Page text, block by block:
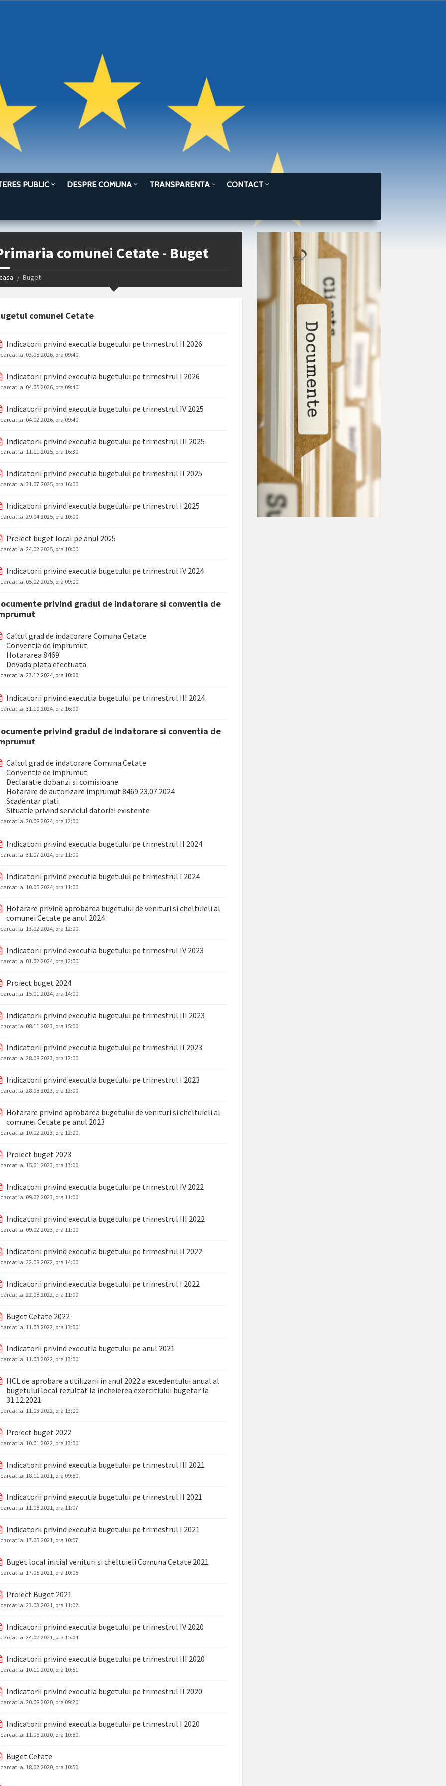
PUBLIC DESPRE COMUNA TRANSPARENTA CONTACT
comunei Cetate - Buget
Buget
comunei Cetate
Indicatorii privind executia bugetului pe trimestrul II 2026
la: 03.08.2026, ora 09:40
Indicatorii privind executia bugetului pe trimestrul I 2026
la: 04.05.2026, ora 09:40
Indicatorii privind executia bugetului pe trimestrul IV 2025
la: 04.02.2026, ora 09:40
Indicatorii privind executia bugetului pe trimestrul III 2025
la: 11.11.2025, ora 16:30
Indicatorii privind executia bugetului pe trimestrul II 2025
la: 31.07.2025, ora 16:00
Indicatorii privind executia bugetului pe trimestrul I 2025
la: 29.04.2025, ora 10:00
Proiect buget local pe anul 2025
la: 24.02.2025, ora 10:00
Indicatorii privind executia bugetului pe trimestrul IV 2024
la: 05.02.2025, ora 09:00
privind gradul de indatorare si conventia de
Calcul grad de indatorare Comuna Cetate
Conventie de imprumut
Hotararea 8469
Dovada plata efectuata
la: 23.12.2024, ora 10:00
Indicatorii privind executia bugetului pe trimestrul III 2024
la: 31.10.2024, ora 16:00
privind gradul de indatorare si conventia de
Calcul grad de indatorare Comuna Cetate
Conventie de imprumut
Declaratie dobanzi si comisioane
Hotarare de autorizare imprumut 8469 23.07.2024
Scadentar plati
Situatie privind serviciul datoriei existente
la: 20.08.2024, ora 12:00
Indicatorii privind executia bugetului pe trimestrul II 2024
la: 31.07.2024, ora 11:00
Indicatorii privind executia bugetului pe trimestrul I 2024
la: 10.05.2024, ora 11:00
Hotarare privind aprobarea bugetului de venituri si cheltuieli al
comunei Cetate pe anul 2024
la: 13.02.2024, ora 12:00
Indicatorii privind executia bugetului pe trimestrul IV 2023
la: 01.02.2024, ora 12:00
Proiect buget 2024
la: 15.01.2024, ora 14:00
Indicatorii privind executia bugetului pe trimestrul III 2023
la: 08.11.2023, ora 15:00
Indicatorii privind executia bugetului pe trimestrul II 2023
la: 28.08.2023, ora 12:00
Indicatorii privind executia bugetului pe trimestrul I 2023
la: 28.08.2023, ora 12:00
Hotarare privind aprobarea bugetului de venituri si cheltuieli al
comunei Cetate pe anul 2023
la: 10.02.2023, ora 12:00
Proiect buget 2023
la: 15.01.2023, ora 13:00
Indicatorii privind executia bugetului pe trimestrul IV 2022
la: 09.02.2023, ora 11:00
Indicatorii privind executia bugetului pe trimestrul III 2022
la: 09.02.2023, ora 11:00
Indicatorii privind executia bugetului pe trimestrul II 2022
la: 22.08.2022, ora 14:00
Indicatorii privind executia bugetului pe trimestrul I 2022
la: 22.08.2022, ora 11:00
Buget Cetate 2022
la: 11.03.2022, ora 13:00
Indicatorii privind executia bugetului pe anul 2021
la: 11.03.2022, ora 13:00
HCL de aprobare a utilizarii in anul 2022 a excedentului anual al
bugetului local rezultat la incheierea exercitiului bugetar la
31.12.2021
la: 11.03.2022, ora 13:00
Proiect buget 2022
la: 10.01.2022, ora 13:00
Indicatorii privind executia bugetului pe trimestrul III 2021
la: 18.11.2021, ora 09:50
Indicatorii privind executia bugetului pe trimestrul II 2021
la: 11.08.2021, ora 11:07
Indicatorii privind executia bugetului pe trimestrul I 2021
la: 17.05.2021, ora 10:07
Buget local initial venituri si cheltuieli Comuna Cetate 2021
la: 17.05.2021, ora 10:05
Proiect Buget 2021
la: 23.03.2021, ora 11:02
Indicatorii privind executia bugetului pe trimestrul IV 2020
la: 24.02.2021, ora 15:04
Indicatorii privind executia bugetului pe trimestrul III 2020
la: 10.11.2020, ora 10:51
Indicatorii privind executia bugetului pe trimestrul II 2020
la: 20.08.2020, ora 09:20
Indicatorii privind executia bugetului pe trimestrul I 2020
la: 11.05.2020, ora 10:50
Buget Cetate
la: 18.02.2020, ora 10:50